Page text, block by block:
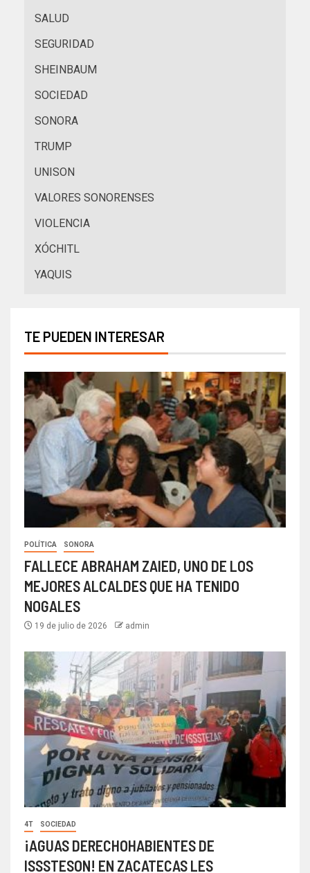
SALUD
SEGURIDAD
SHEINBAUM
SOCIEDAD
SONORA
TRUMP
UNISON
VALORES SONORENSES
VIOLENCIA
XÓCHITL
YAQUIS
TE PUEDEN INTERESAR
POLÍTICA SONORA
FALLECE ABRAHAM ZAIED, UNO DE LOS
MEJORES ALCALDES QUE HA TENIDO
NOGALES
19 de julio de 2026 admin
4T SOCIEDAD
¡AGUAS DERECHOHABIENTES DE
ISSSTESON! EN ZACATECAS LES